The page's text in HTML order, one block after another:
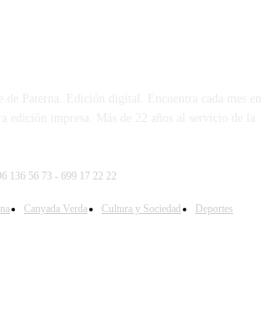
SÍGUENOS
136 56 73 - 699 17 22 22
Canyada Verda Cultura y Sociedad
Deportes